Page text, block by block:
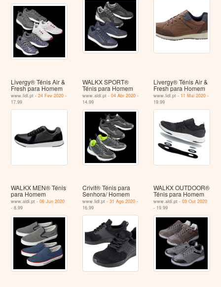
Livergy® Ténis Air &
Fresh para Homem
www.lidl.pt -24 Fev 2020 -
17.99
WALKX SPORT®
Ténis para Homem
www.aldi.pt - 04 Abr 2020-
14.99
Livergy® Ténis Air &
Fresh para Homem
www.lidl.pt - 11 Mai 2020 -
19.99
WALKX MEN® Ténis
para Homem
www.aldi.pt -06 Jun 2020
- 8.99
Crivit® Ténis para
Senhora/ Homem
www.lidl.pt - 31 Ago 2020-
16.99
WALKX OUTDOOR®
Ténis para Homem
www.aldi.pt -03 Out 2020
- 19.99